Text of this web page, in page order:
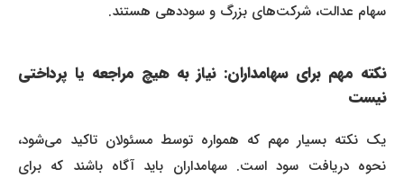
سهام عدالت، شرکت‌های بزرگ و سوددهی هستند.
نکته مهم برای سهامداران: نیاز به هیچ مراجعه یا پرداختی
نیست
یک نکته بسیار مهم که همواره توسط مسئولان تاکید می‌شود،
نحوه دریافت سود است. سهامداران باید آگاه باشند که برای